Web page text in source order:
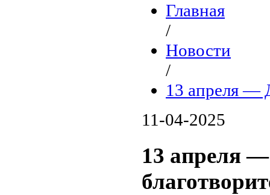
Главная
/
Новости
/
13 апреля —
11-04-2025
13 апреля